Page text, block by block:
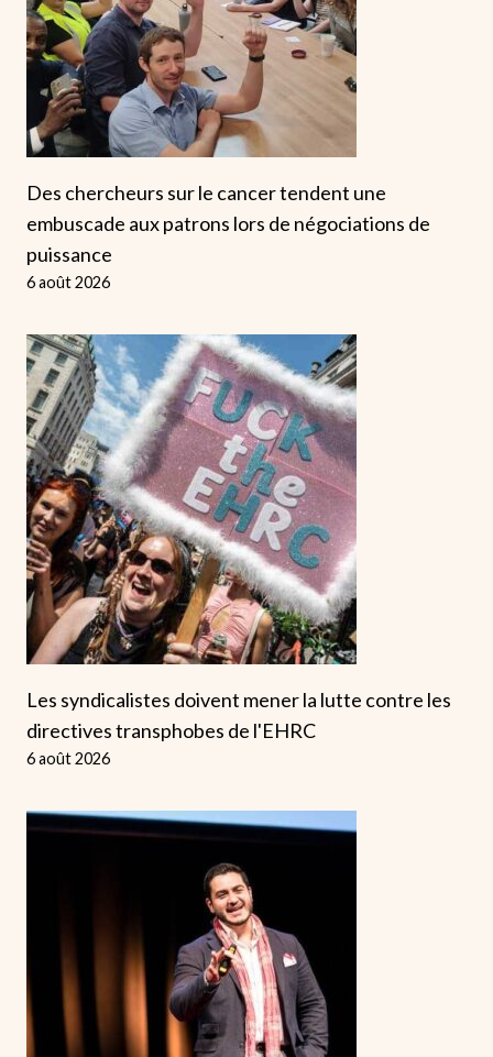
Des chercheurs sur le cancer tendent une
embuscade aux patrons lors de négociations de
puissance
6 août 2026
Les syndicalistes doivent mener la lutte contre les
directives transphobes de l'EHRC
6 août 2026